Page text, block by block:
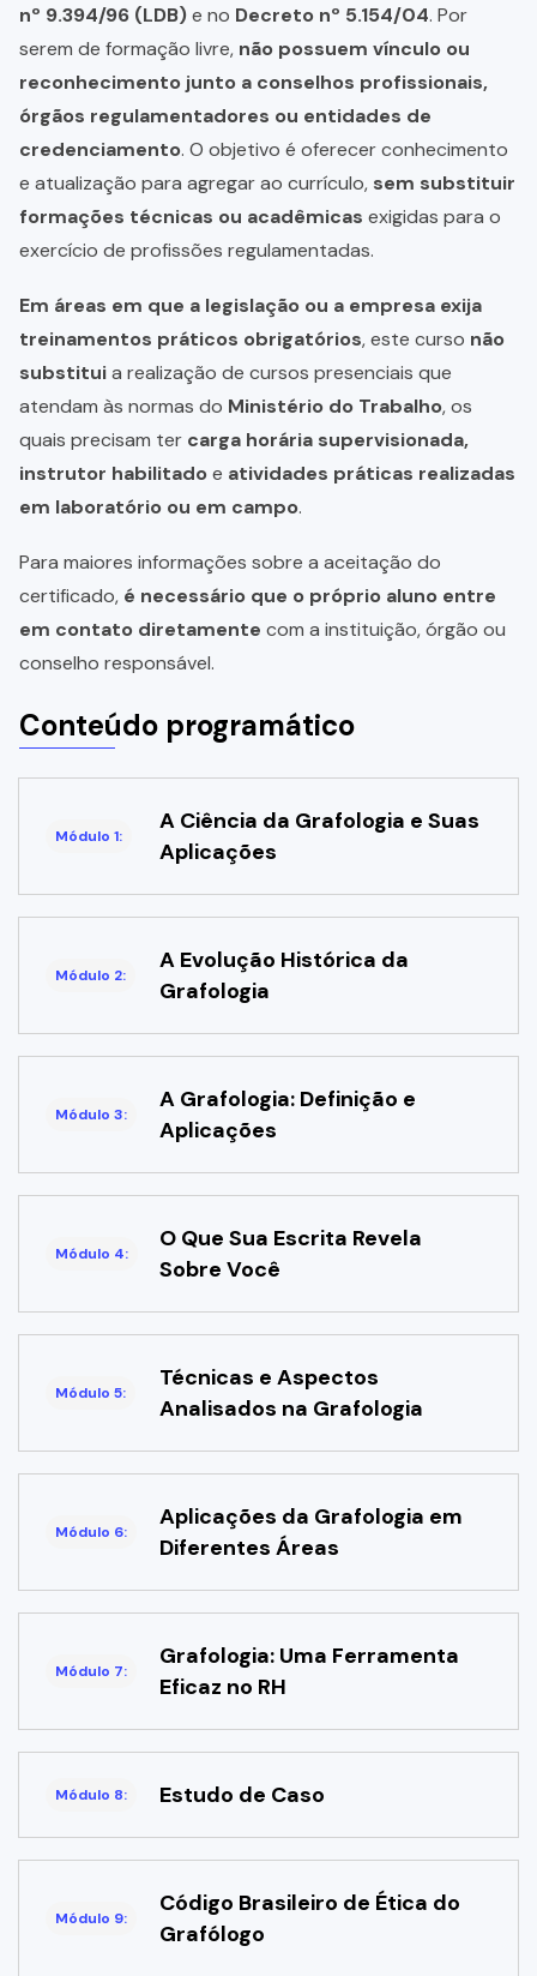
nº 9.394/96 (LDB)e no Decreto nº 5.154/04. Por
serem de formação livre, não possuem vínculo ou
reconhecimento junto a conselhos profissionais,
órgãos regulamentadores ou entidades de
credenciamento. O objetivo é oferecer conhecimento
e atualização para agregar ao currículo, sem substituir
formações técnicas ou acadêmicas exigidas para o
exercício de profissões regulamentadas.
Em áreas em que a legislação ou a empresa exija
treinamentos práticos obrigatórios, este curso não
substituia realização de cursos presenciais que
atendam às normas do Ministério do Trabalho, os
quais precisam ter carga horária supervisionada,
instrutor habilitadoe atividades práticas realizadas
em laboratório ou em campo.
Para maiores informações sobre a aceitação do
certificado, é necessário que o próprio aluno entre
em contato diretamente com a instituição, órgão ou
conselho responsável.
Conteúdo programático
Módulo 1:
A Ciência da Grafologia e Suas
Aplicações
Módulo 2:
A Evolução Histórica da
Grafologia
Módulo 3:
A Grafologia: Definição e
Aplicações
Módulo 4:
O Que Sua Escrita Revela
Sobre Você
Módulo 5:
Técnicas e Aspectos
Analisados na Grafologia
Módulo 6:
Aplicações da Grafologia em
Diferentes Áreas
Módulo 7:
Grafologia: Uma Ferramenta
Eficaz no RH
Módulo 8: Estudo de Caso
Módulo 9:
Código Brasileiro de Ética do
Grafólogo